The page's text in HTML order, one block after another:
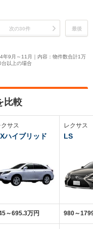
次の30件 最後
年9月～11月｜内容：物件数合計1万
以上の場合
比較
クサス
ハイブリッド
～695.3万円
レクサス
LS
980～